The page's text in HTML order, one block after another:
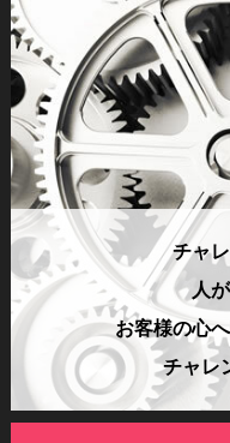
チャ
人
お客様の心
チャレ